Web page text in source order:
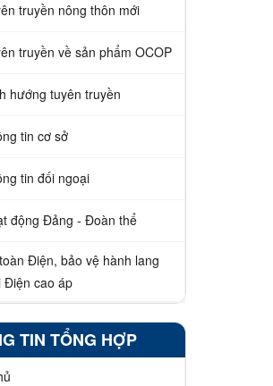
truyền nông thôn mới
truyền về sản phẩm OCOP
hướng tuyên truyền
tin cơ sở
tin đối ngoại
động Đảng - Đoàn thể
Điện, bảo vệ hành lang
Điện cao áp
TIN TỔNG HỢP